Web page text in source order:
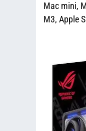
Mac mini,
M3, Apple